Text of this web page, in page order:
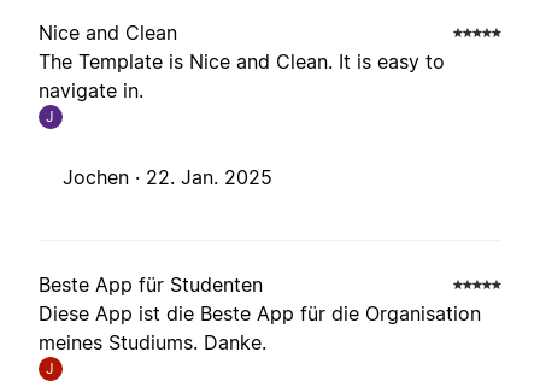
Nice and Clean
The Template is Nice and Clean. It is easy to
navigate in.
J
Jochen · 22. Jan. 2025
Beste App für Studenten
Diese App ist die Beste App für die Organisation
meines Studiums. Danke.
J